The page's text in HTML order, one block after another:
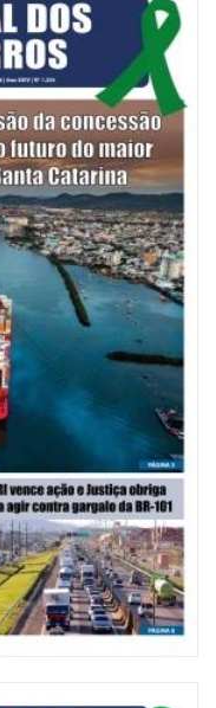
de Habitação de Interesse